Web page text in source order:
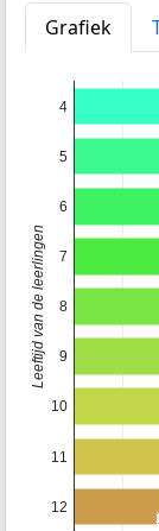
Grafiek
4
5
6
7
8
9
10
11
12
Leeftijd van de leerlingen